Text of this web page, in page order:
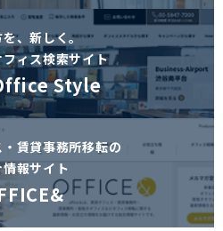
、新しく。
ィス検索サイト
Style
賃貸事務所移転の
報サイト